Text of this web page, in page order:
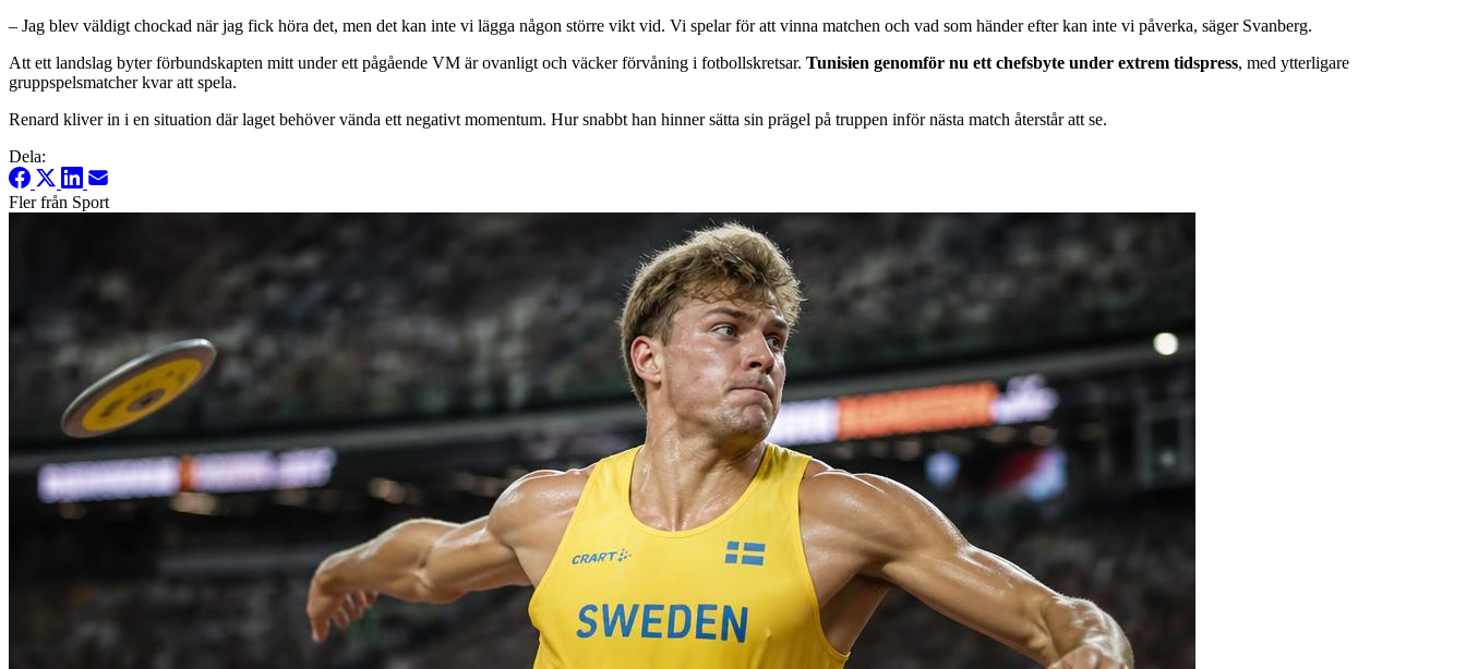
– Jag blev väldigt chockad när jag fick höra det, men det kan inte vi lägga någon större vikt vid. Vi spelar för att vinna matchen och vad som händer efter kan inte vi påverka, säger Svanberg.
Att ett landslag byter förbundskapten mitt under ett pågående VM är ovanligt och väcker förvåning i fotbollskretsar. Tunisien genomför nu ett chefsbyte under extrem tidspress, med ytterligare
gruppspelsmatcher kvar att spela.
Renard kliver in i en situation där laget behöver vända ett negativt momentum. Hur snabbt han hinner sätta sin prägel på truppen inför nästa match återstår att se.
Dela:
Fler från Sport